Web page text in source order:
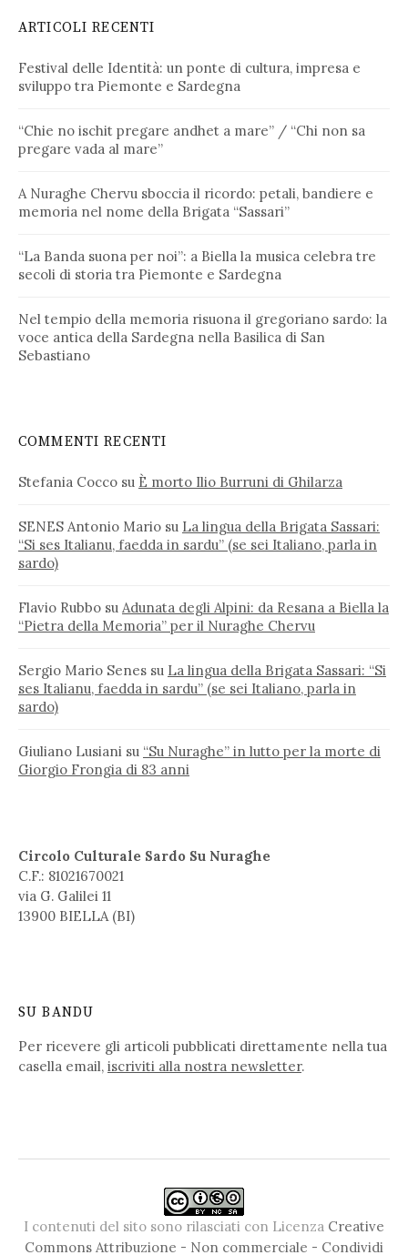
ARTICOLI RECENTI
Festival delle Identità: un ponte di cultura, impresa e
sviluppo tra Piemonte e Sardegna
“Chie no ischit pregare andhet a mare” / “Chi non sa
pregare vada al mare”
A Nuraghe Chervu sboccia il ricordo: petali, bandiere e
memoria nel nome della Brigata “Sassari”
“La Banda suona per noi”: a Biella la musica celebra tre
secoli di storia tra Piemonte e Sardegna
Nel tempio della memoria risuona il gregoriano sardo: la
voce antica della Sardegna nella Basilica di San
Sebastiano
COMMENTI RECENTI
Stefania Cocco su È morto Ilio Burruni di Ghilarza
SENES Antonio Mario su La lingua della Brigata Sassari:
“Si ses Italianu, faedda in sardu” (se sei Italiano, parla in
sardo)
Flavio Rubbo su Adunata degli Alpini: da Resana a Biella la
“Pietra della Memoria” per il Nuraghe Chervu
Sergio Mario Senes su La lingua della Brigata Sassari: “Si
ses Italianu, faedda in sardu” (se sei Italiano, parla in
sardo)
Giuliano Lusiani su “Su Nuraghe” in lutto per la morte di
Giorgio Frongia di 83 anni
Circolo Culturale Sardo Su Nuraghe
C.F.: 81021670021
via G. Galilei 11
13900 BIELLA (BI)
SU BANDU
Per ricevere gli articoli pubblicati direttamente nella tua
casella email, iscriviti alla nostra newsletter.
I contenuti del sito sono rilasciati con Licenza Creative
Commons Attribuzione - Non commerciale - Condividi